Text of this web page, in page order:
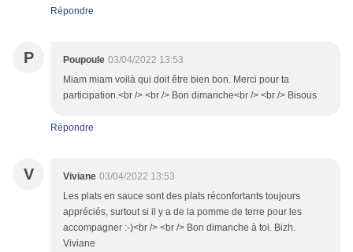
Répondre
P Poupoule 03/04/2022 13:53
Miam miam voilà qui doit être bien bon. Merci pour ta
participation.<br /> <br /> Bon dimanche<br /> <br /> Bisous
Répondre
V Viviane 03/04/2022 13:53
Les plats en sauce sont des plats réconfortants toujours
appréciés, surtout si il y a de la pomme de terre pour les
accompagner :-)<br /> <br /> Bon dimanche à toi. Bizh.
Viviane